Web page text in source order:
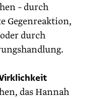
– durch
Gegenreaktion,
durch
das Hannah